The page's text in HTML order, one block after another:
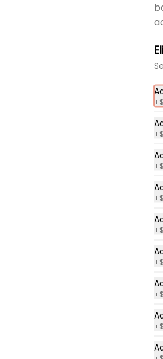
Pizza de
aceite
$38.400
Pizza
Pizza de
Pizza
Pizza de
búfala y
$38.900
+
+
+
+
+
+
+
+